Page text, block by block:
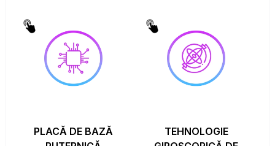
PLACĂ DE BAZĂ
TEHNOLOGIE